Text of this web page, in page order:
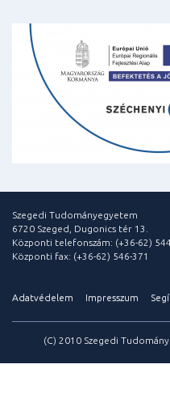
Szegedi Tudományegyetem
6720 Szeged, Dugonics tér 13.
Központi telefonszám: (+36-62)
Központi fax: (+36-62) 546-371
Adatvédelem Impresszum
(C) 2010 Szegedi